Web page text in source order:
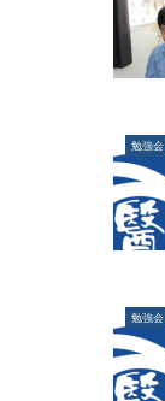
勉強会
勉強会